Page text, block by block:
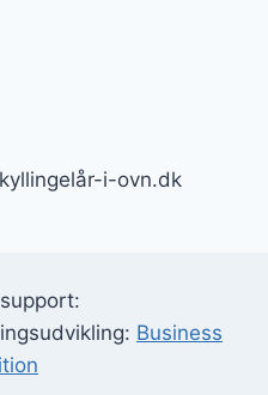
i-ovn.dk
Business